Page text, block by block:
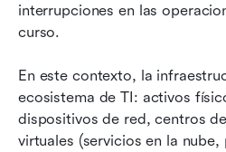
interrupciones en las
curso.
En este contexto, la
ecosistema de TI: activos
dispositivos de red, centros
virtuales (servicios en la